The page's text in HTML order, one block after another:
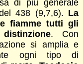
di più generale
438 (9,7,6). La
fiamme tutti gli
. Con
si amplia e
ogni tipo di